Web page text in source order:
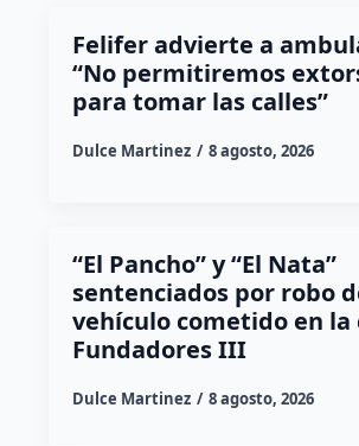
Felifer advierte a
“No permitiremos
para tomar las calles”
Dulce Martinez 8 agosto, 2026
“El Pancho” y “El Nata”
sentenciados por robo
vehículo cometido en la
Fundadores III
Dulce Martinez 8 agosto, 2026